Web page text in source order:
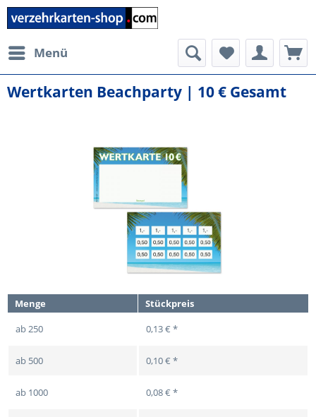
Menü
Wertkarten Beachparty | 10 € Gesamt
Menge
Stückpreis
ab250 0,13 € *
ab 500 0,10 € *
ab 1000 0,08 € *